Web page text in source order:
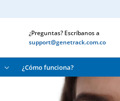
¿Preguntas? Escríbanos a
support@genetrack.com.co
¿Cómo funciona?